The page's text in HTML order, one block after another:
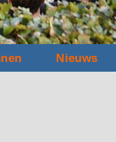
Nieuws